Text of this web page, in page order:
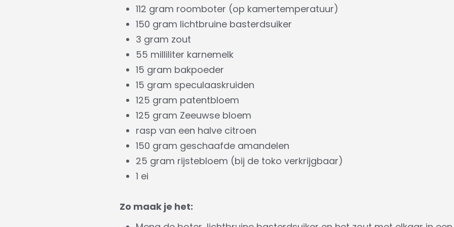
112 gram roomboter (op kamertemperatuur)
150 gram lichtbruine basterdsuiker
3 gram zout
55 milliliter karnemelk
15 gram bakpoeder
15 gram speculaaskruiden
125 gram patentbloem
125 gram Zeeuwse bloem
rasp van een halve citroen
150 gram geschaafde amandelen
25 gram rijstebloem (bij de toko verkrijgbaar)
1 ei
Zo maak je het: